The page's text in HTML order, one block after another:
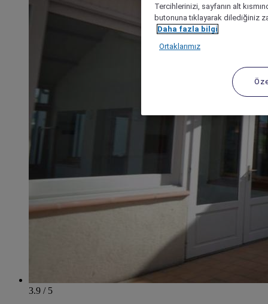
3.9 / 5
Tercihlerinizi, sayfanın alt
butonuna tıklayarak dilediğiniz
Daha fazla bilgi
Ortaklarımız